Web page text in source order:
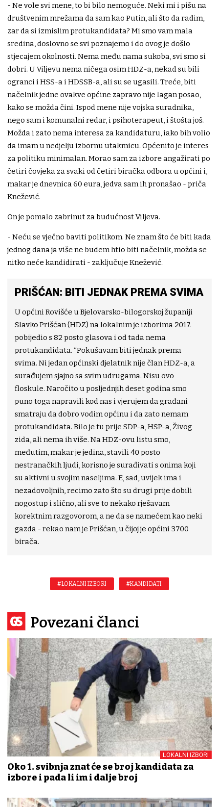
- Ne vole svi mene, to bi bilo nemoguće. Neki mi i pišu na
društvenim mrežama da sam kao Putin, ali što da radim,
zar da si izmislim protukandidata? Mi smo vam mala
sredina, doslovno se svi poznajemo i do ovog je došlo
stjecajem okolnosti. Nema među nama sukoba, svi smo si
dobri. U Viljevu nema ničega osim HDZ-a, nekad su bili
ogranci i HSS-a i HDSSB-a, ali su se ugasili. Treće, biti
načelnik jedne ovakve općine zapravo nije lagan posao,
kako se možda čini. Ispod mene nije vojska suradnika,
nego sam i komunalni redar, i psihoterapeut, i štošta još.
Možda i zato nema interesa za kandidaturu, iako bih volio
da imam u nedjelju izbornu utakmicu. Općenito je interes
za politiku minimalan. Morao sam za izbore angažirati po
četiri čovjeka za svaki od četiri biračka odbora u općini i,
makar je dnevnica 60 eura, jedva sam ih pronašao - priča
Knežević.
On je pomalo zabrinut za budućnost Viljeva.
- Neću se vječno baviti politikom. Ne znam što će biti kada
jednog dana ja više ne budem htio biti načelnik, možda se
nitko neće kandidirati - zaključuje Knežević.
PRIŠĆAN: BITI JEDNAK PREMA SVIMA
U općini Rovišće u Bjelovarsko-bilogorskoj županiji
Slavko Prišćan (HDZ) na lokalnim je izborima 2017.
pobijedio s 82 posto glasova i od tada nema
protukandidata. “Pokušavam biti jednak prema
svima. Ni jedan općinski djelatnik nije član HDZ-a, a
surađujem sjajno sa svim udrugama. Nisu ovo
floskule. Naročito u posljednjih deset godina smo
puno toga napravili kod nas i vjerujem da građani
smatraju da dobro vodim općinu i da zato nemam
protukandidata. Bilo je tu prije SDP-a, HSP-a, Živog
zida, ali nema ih više. Na HDZ-ovu listu smo,
međutim, makar je jedina, stavili 40 posto
nestranačkih ljudi, korisno je surađivati s onima koji
su aktivni u svojim naseljima. E, sad, uvijek ima i
nezadovoljnih, recimo zato što su drugi prije dobili
nogostup i slično, ali sve to nekako rješavam
korektnim razgovorom, a ne da se namećem kao neki
gazda - rekao nam je Prišćan, u čijoj je općini 3700
birača.
#LOKALNI IZBORI #KANDIDATI
Povezani članci
LOKALNI IZBORI
Oko 1. svibnja znat će se broj kandidata za
izbore i pada li im i dalje broj